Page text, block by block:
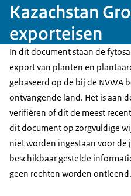
Kazachstan
exporteisen
In dit document staan de
export van planten en
gebaseerd op de bij de NVWA
ontvangende land. Het is aan
verifiëren of dit de meest
dit document op zorgvuldige
niet worden ingestaan voor
beschikbaar gestelde
geen rechten worden ontleend.